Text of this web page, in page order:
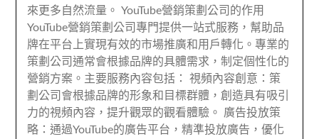
來更多自然流量。 YouTube營銷策劃公司的作用
YouTube營銷策劃公司專門提供一站式服務，幫助品
牌在平台上實現有效的市場推廣和用戶轉化。專業的
策劃公司通常會根據品牌的具體需求，制定個性化的
營銷方案。主要服務內容包括： 視頻內容創意：策
劃公司會根據品牌的形象和目標群體，創造具有吸引
力的視頻內容，提升觀眾的觀看體驗。 廣告投放策
略：通過YouTube的廣告平台，精準投放廣告，優化